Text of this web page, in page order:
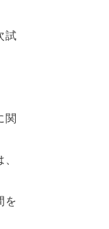
試
関
を